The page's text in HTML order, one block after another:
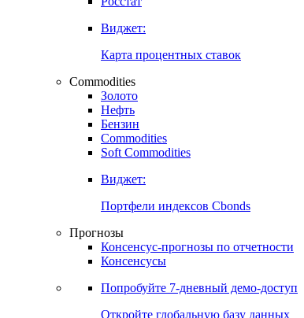
Макроэкономика
Страницы стран
Макроэкономика
Росстат
Виджет:
Карта процентных ставок
Commodities
Золото
Нефть
Бензин
Commodities
Soft Commodities
Виджет:
Портфели индексов Cbonds
Прогнозы
Консенсус-прогнозы по отчетности
Консенсусы